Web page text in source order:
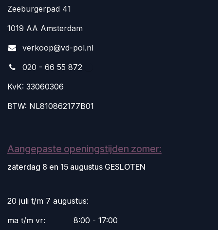
Zeeburgerpad 41
1019 AA Amsterdam
verkoop@vd-pol.nl
020 - 66 55 872
KvK: 33060306
BTW: NL810862177B01
Aangepaste openingstijden zomer:
zaterdag 8 en 15 augustus GESLOTEN
20 juli t/m 7 augustus:
ma t/m vr:
​8:00 - 17:00